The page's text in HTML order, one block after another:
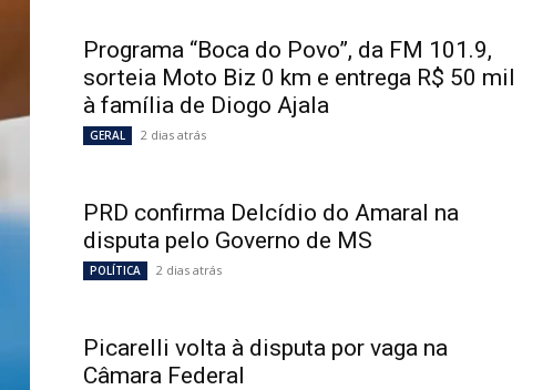
Programa “Boca do Povo”, da FM 101.9,
sorteia Moto Biz 0 km e entrega R$ 50 mil
à família de Diogo Ajala
GERAL 2 dias atrás
PRD confirma Delcídio do Amaral na
disputa pelo Governo de MS
POLÍTICA 2 dias atrás
Picarelli volta à disputa por vaga na
Câmara Federal